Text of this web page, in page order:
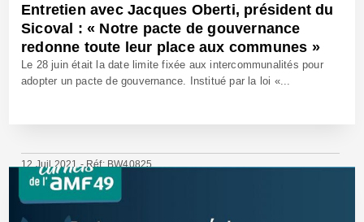
Entretien avec Jacques Oberti, président du
Sicoval : « Notre pacte de gouvernance
redonne toute leur place aux communes »
Le 28 juin était la date limite fixée aux intercommunalités pour
adopter un pacte de gouvernance. Institué par la loi «...
12 Juil 2021 - Réf: BW40825